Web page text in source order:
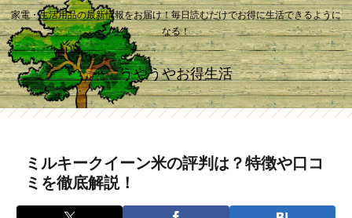
家電・生活用品の最新情報をお届け！毎日読むだけでお得に生活できるように
なる！
うやうやお得生活
ミルキークイーン米の評判は？特徴や口コ
ミを徹底解説！